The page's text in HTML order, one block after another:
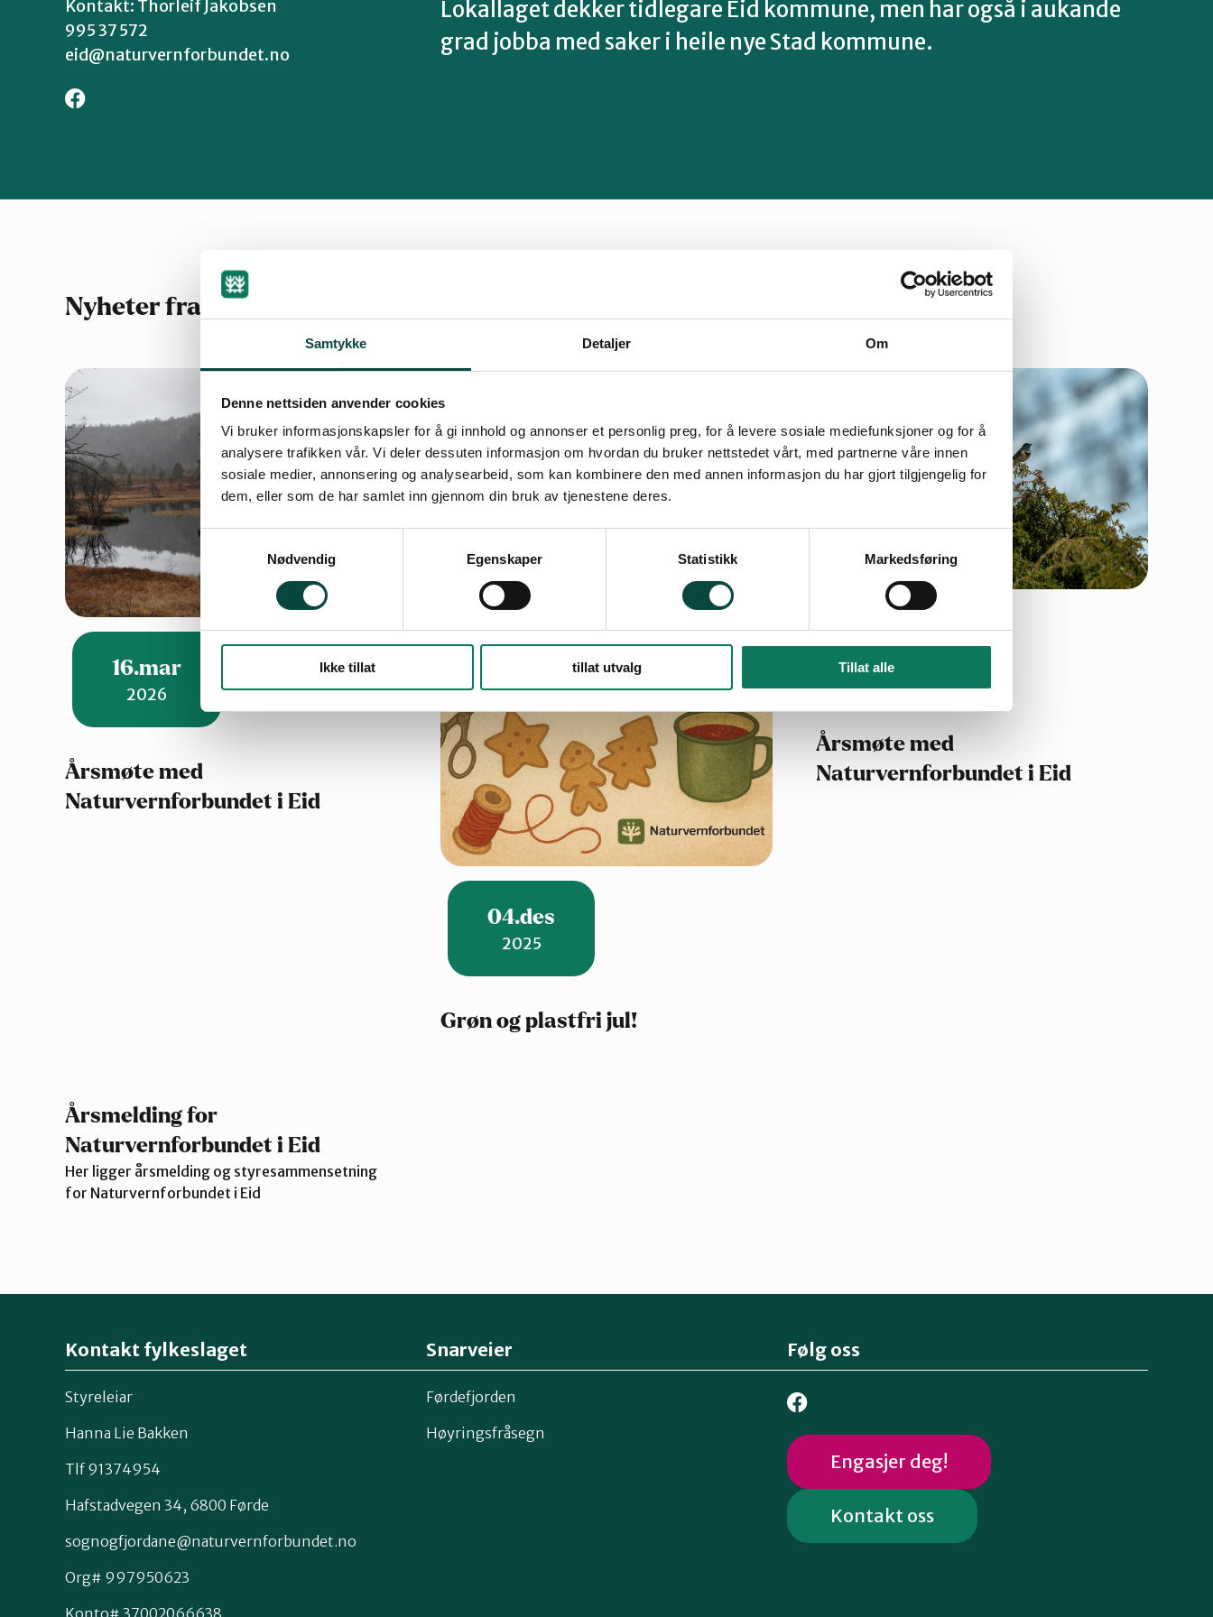
Samtykke Detaljer Om
Denne nettsiden anvender cookies
Vi bruker informasjonskapsler for å gi innhold og annonser et personlig preg, for å levere sosiale mediefunksjoner og for å
analysere trafikken vår. Vi deler dessuten informasjon om hvordan du bruker nettstedet vårt, med partnerne våre innen
sosiale medier, annonsering og analysearbeid, som kan kombinere den med annen informasjon du har gjort tilgjengelig for
dem, eller som de har samlet inn gjennom din bruk av tjenestene deres.
Samtykkevalg
Nødvendig
Egenskaper Statistikk Markedsføring
Ikke tillat tillat utvalg Tillat alle
Kontakt: Thorleif Jakobsen
995 37 572
eid@naturvernforbundet.no
Lokallaget dekker tidlegare Eid kommune, men har også i aukande
grad jobba med saker i heile nye Stad kommune.
Nyheter fra Eid
16.mar
2026
Årsmøte med
Naturvernforbundet i Eid
04.des
2025
Grøn og plastfri jul!
12.mar
2025
Årsmøte med
Naturvernforbundet i Eid
Årsmelding for
Naturvernforbundet i Eid
Her ligger årsmelding og styresammensetning
for Naturvernforbundet i Eid
Kontakt fylkeslaget
Styreleiar
Hanna Lie Bakken
Tlf 91374954
Hafstadvegen 34, 6800 Førde
sognogfjordane@naturvernforbundet.no
Org# 997950623
Konto# 37002066638
Snarveier
Førdefjorden
Høyringsfråsegn
Følg oss
Engasjer deg!
Kontakt oss